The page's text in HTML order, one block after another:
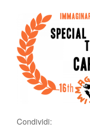
Condividi: